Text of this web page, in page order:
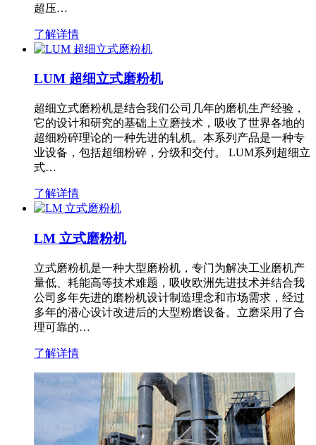
超压…
了解详情
LUM 超细立式磨粉机
超细立式磨粉机是结合我们公司几年的磨机生产经验，
它的设计和研究的基础上立磨技术，吸收了世界各地的
超细粉碎理论的一种先进的轧机。本系列产品是一种专
业设备，包括超细粉碎，分级和交付。 LUM系列超细立
式…
了解详情
LM 立式磨粉机
立式磨粉机是一种大型磨粉机，专门为解决工业磨机产
量低、耗能高等技术难题，吸收欧洲先进技术并结合我
公司多年先进的磨粉机设计制造理念和市场需求，经过
多年的潜心设计改进后的大型粉磨设备。立磨采用了合
理可靠的…
了解详情